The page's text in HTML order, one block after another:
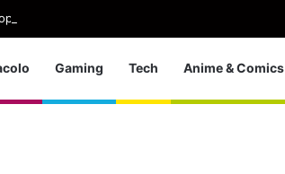
dei tuffi: a Parigi 5 ori per l’azzurra
Gaming Tech Anime & Comics